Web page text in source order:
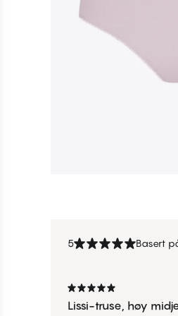
5 Basert
Lissi-truse, høy